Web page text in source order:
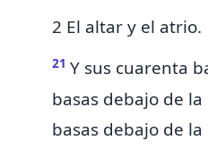
2 El altar y el atrio.
21 Y sus cuarenta
basas debajo de
basas debajo de